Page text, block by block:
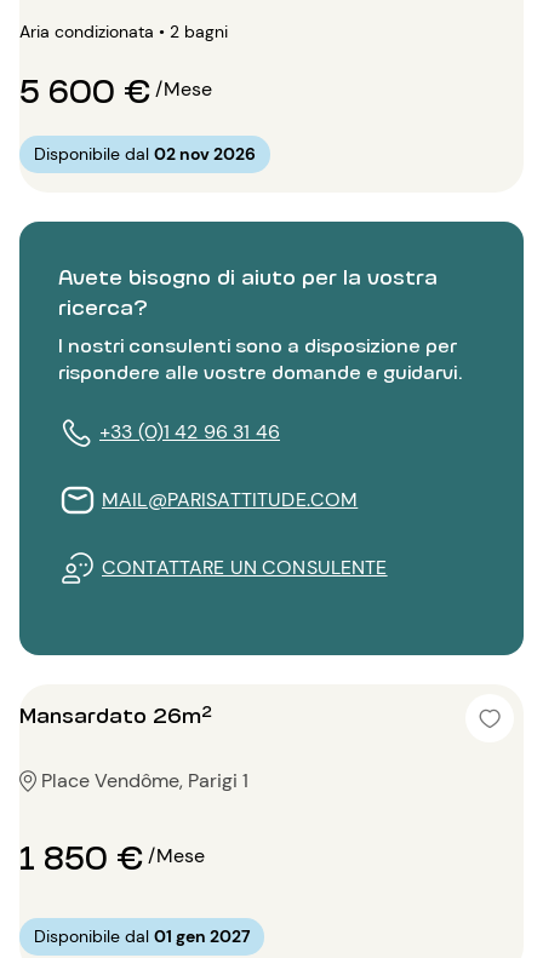
Avete bisogno di aiuto per la vostra
ricerca?
I nostri consulenti sono a disposizione per
rispondere alle vostre domande e guidarvi.
+33 (0)1 42 96 31 46
MAIL@PARISATTITUDE.COM
CONTATTARE UN CONSULENTE
Aria condizionata • 2 bagni
5 600 €/Mese
Disponibile dal 02 nov 2026
Mansardato 26m²
Place Vendôme, Parigi 1
1 850 €/Mese
Disponibile dal 01 gen 2027